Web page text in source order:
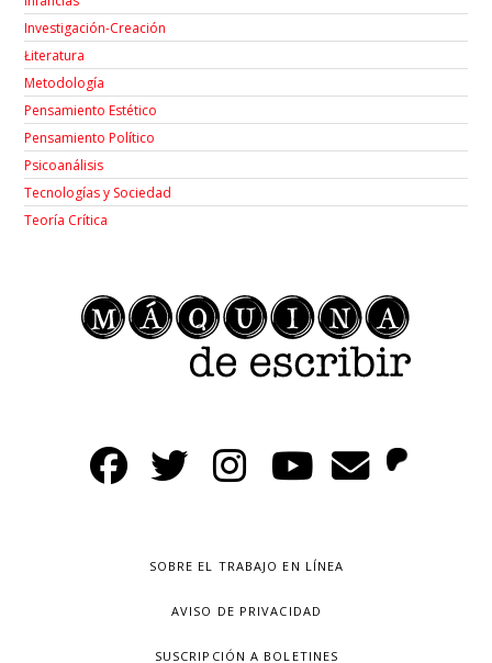
Investigación-Creación
Łiteratura
Metodología
Pensamiento Estético
Pensamiento Político
Psicoanálisis
Tecnologías y Sociedad
Teoría Crítica
SOBRE EL TRABAJO EN LÍNEA
AVISO DE PRIVACIDAD
SUSCRIPCIÓN A BOLETINES